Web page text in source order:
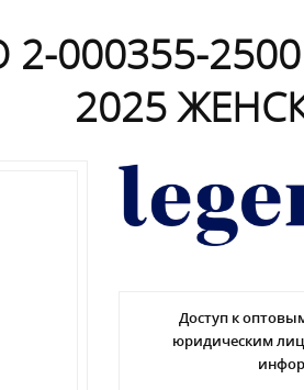
000355-
2025
Доступ к
юридическим